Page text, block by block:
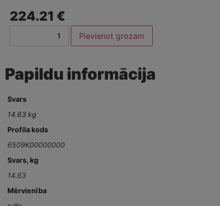
224.21 €
Pievienot grozam
Papildu informācija
Svars
14.63 kg
Profila kods
6509K00000000
Svars, kg
14.63
Mērvienība